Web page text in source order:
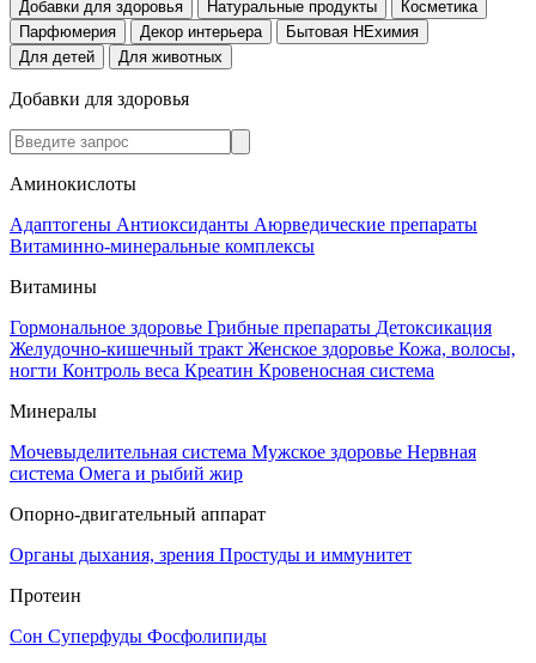
Добавки для здоровья Натуральные продукты
Косметика
Парфюмерия
Декор интерьера
Бытовая НЕхимия
Для детей
Для животных
Добавки для здоровья
Аминокислоты
Адаптогены Антиоксиданты Аюрведические препараты
Витаминно-минеральные комплексы
Витамины
Гормональное здоровье Грибные препараты Детоксикация
Желудочно-кишечный тракт Женское здоровье Кожа, волосы,
ногти Контроль веса Креатин Кровеносная система
Минералы
Мочевыделительная система Мужское здоровье Нервная
система Омега и рыбий жир
Опорно-двигательный аппарат
Органы дыхания, зрения Простуды и иммунитет
Протеин
Сон Суперфуды Фосфолипиды